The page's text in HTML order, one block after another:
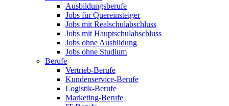
Ausbildungsberufe
Jobs für Quereinsteiger
Jobs mit Realschulabschluss
Jobs mit Hauptschulabschluss
Jobs ohne Ausbildung
Jobs ohne Studium
Berufe
Vertrieb-Berufe
Kundenservice-Berufe
Logistik-Berufe
Marketing-Berufe